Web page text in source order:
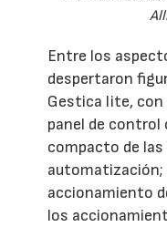
Entre los
despertaron
Gestica lite,
panel de control
compacto de
automatización;
accionamiento
los